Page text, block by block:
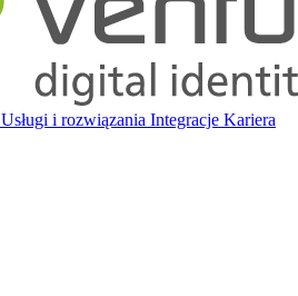
Usługi i rozwiązania Integracje Kariera